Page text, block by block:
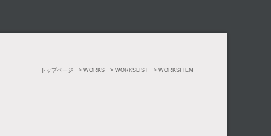
トップページ WORKS WORKSLIST WORKSITEM